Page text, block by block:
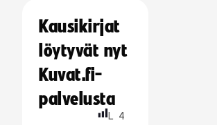
Kausikirjat
löytyvät nyt
Kuvat.fi-
palvelusta
L 4